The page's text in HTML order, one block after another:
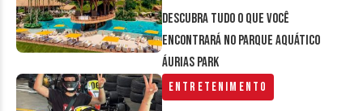
Descubra tudo o que você
encontrará no parque aquático
Áurias Park
Entretenimento